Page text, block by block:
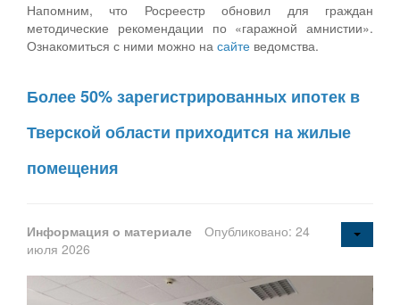
Напомним, что Росреестр обновил для граждан
методические рекомендации по «гаражной амнистии».
Ознакомиться с ними можно на сайте ведомства.
Более 50% зарегистрированных ипотек в
Тверской области приходится на жилые
помещения
Информация о материале
Опубликовано: 24
июля 2026